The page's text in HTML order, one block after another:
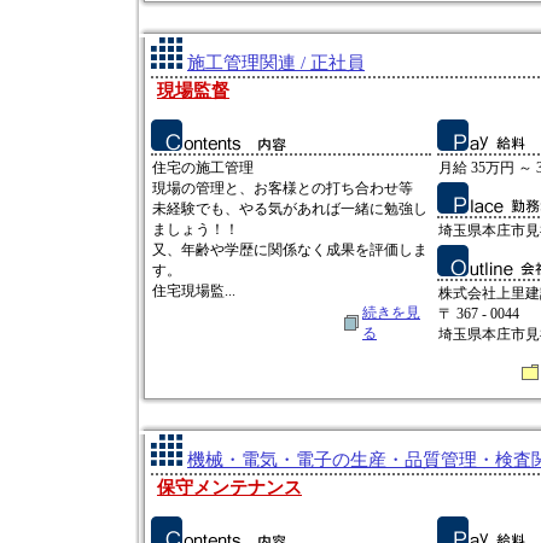
施工管理関連 / 正社員
現場監督
住宅の施工管理
現場の管理と、お客様との打ち合わせ等
未経験でも、やる気があれば一緒に勉強し
ましょう！！
又、年齢や学歴に関係なく成果を評価しま
す。
住宅現場監...
続きを見
る
月給 35万円 ～
埼玉県本庄市
株式会社上里
〒 367 - 0044
埼玉県本庄市
機械・電気・電子の生産・品質管理・検査
保守メンテナンス